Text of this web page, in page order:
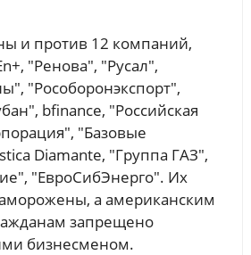
и против 12 компаний,
"Ренова", "Русал",
"Рособоронэкспорт",
bfinance, "Российская
"Базовые
Diamante, "Группа ГАЗ",
"ЕвроСибЭнерго". Их
а американским
запрещено
бизнесменом.